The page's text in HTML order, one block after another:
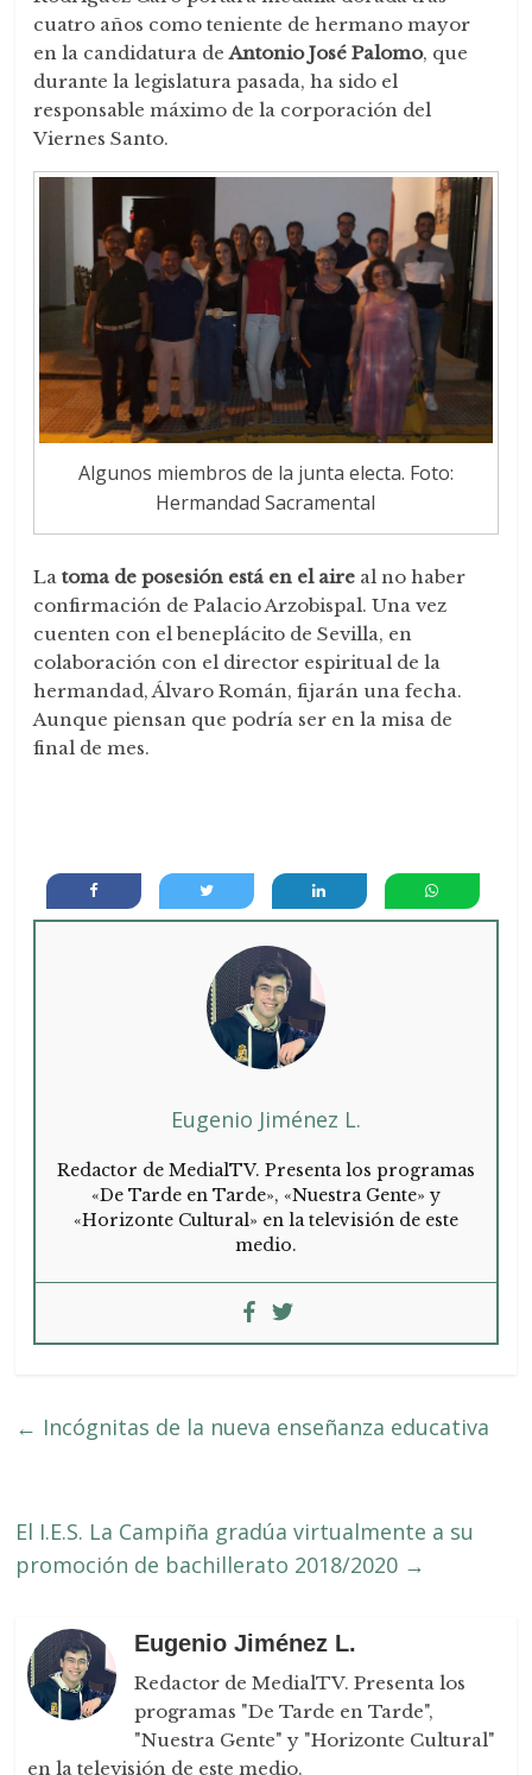
cuatro años como teniente de hermano mayor
en la candidatura deAntonio José Palomo, que
durante la legislatura pasada, ha sido el
responsable máximo de la corporación del
Viernes Santo.
Algunos miembros de la junta electa. Foto:
Hermandad Sacramental
Latoma de posesión está en el aire al no haber
confirmación de Palacio Arzobispal. Una vez
cuenten con el beneplácito de Sevilla, en
colaboración con el director espiritual de la
hermandad, Álvaro Román, fijarán una fecha.
Aunque piensan que podría ser en la misa de
final de mes.
Eugenio Jiménez L.
Redactor de MedialTV. Presenta los programas
«De Tarde en Tarde», «Nuestra Gente» y
«Horizonte Cultural» en la televisión de este
medio.
← Incógnitas de la nueva enseñanza educativa
El I.E.S. La Campiña gradúa virtualmente a su
promoción de bachillerato 2018/2020 →
Eugenio Jiménez L.
Redactor de MedialTV. Presenta los
programas "De Tarde en Tarde",
"Nuestra Gente" y "Horizonte Cultural"
en la televisión de este medio.